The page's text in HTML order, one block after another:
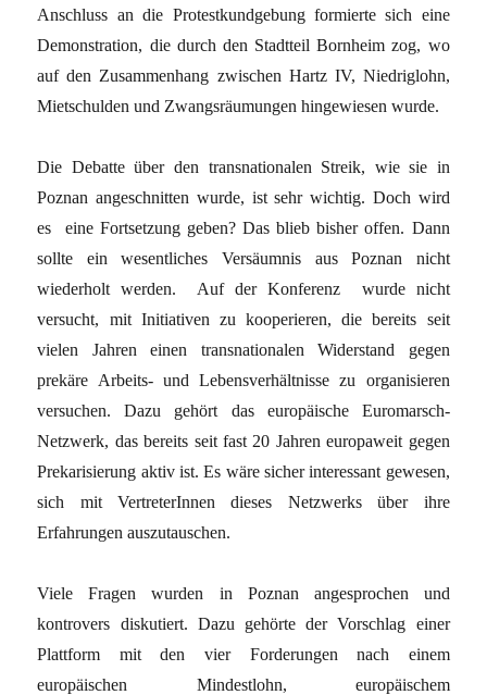
Anschluss an die Protestkundgebung formierte sich eine
Demonstration, die durch den Stadtteil Bornheim zog, wo
auf den Zusammenhang zwischen Hartz IV, Niedriglohn,
Mietschulden und Zwangsräumungen hingewiesen wurde.
Die Debatte über den transnationalen Streik, wie sie in
Poznan angeschnitten wurde, ist sehr wichtig. Doch wird
es eine Fortsetzung geben? Das blieb bisher offen. Dann
sollte ein wesentliches Versäumnis aus Poznan nicht
wiederholt werden. Auf der Konferenz wurde nicht
versucht, mit Initiativen zu kooperieren, die bereits seit
vielen Jahren einen transnationalen Widerstand gegen
prekäre Arbeits- und Lebensverhältnisse zu organisieren
versuchen. Dazu gehört das europäische Euromarsch-
Netzwerk, das bereits seit fast 20 Jahren europaweit gegen
Prekarisierung aktiv ist. Es wäre sicher interessant gewesen,
sich mit VertreterInnen dieses Netzwerks über ihre
Erfahrungen auszutauschen.
Viele Fragen wurden in Poznan angesprochen und
kontrovers diskutiert. Dazu gehörte der Vorschlag einer
Plattform mit den vier Forderungen nach einem
europäischen Mindestlohn, europäischem